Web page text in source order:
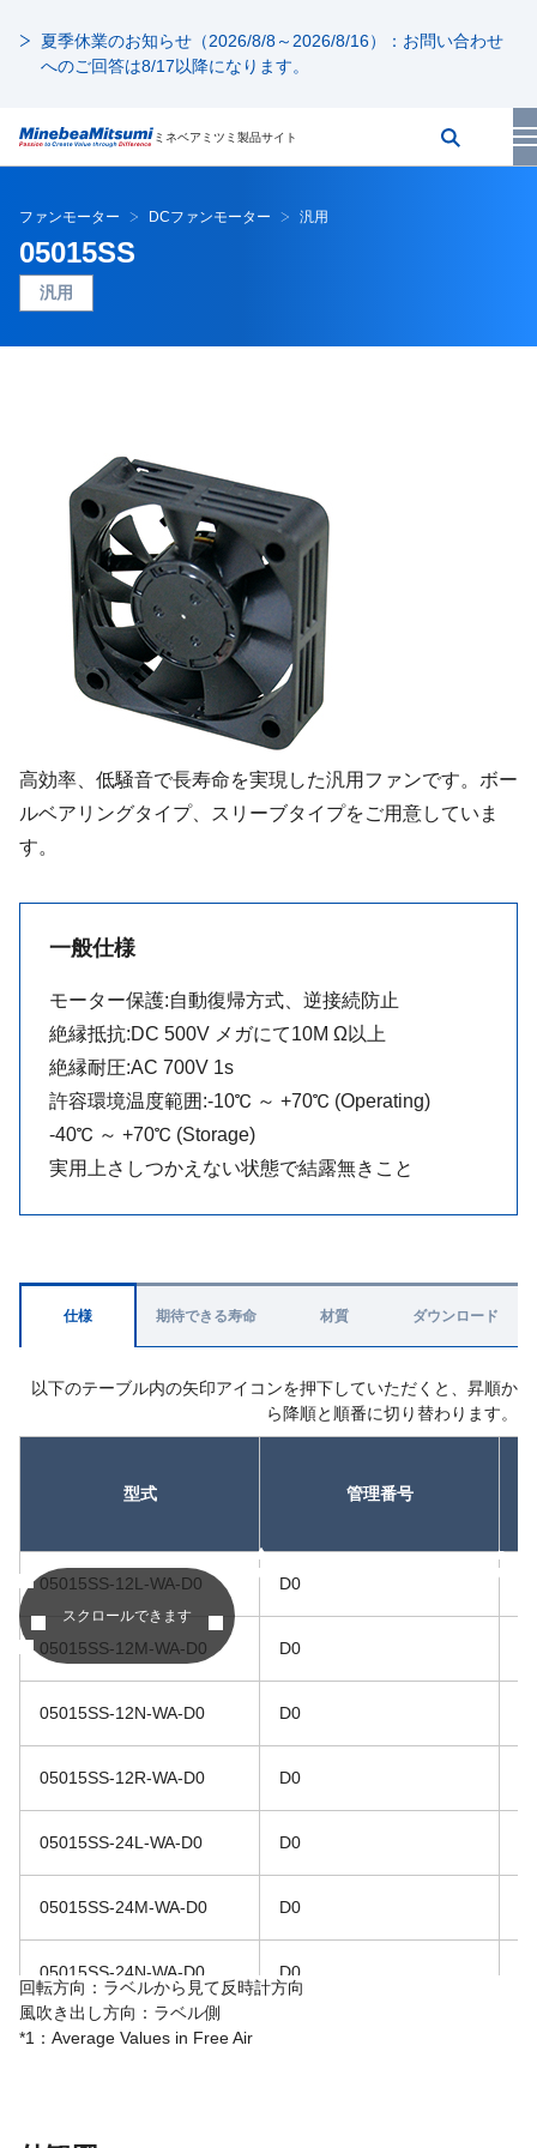
夏季休業のお知らせ（2026/8/8～2026/8/16）：お問い合わせ
へのご回答は8/17以降になります。
ミネベアミツミ製品サイト
ファンモーター DCファンモーター 汎用
05015SS
汎用
高効率、低騒音で長寿命を実現した汎用ファンです。ボー
ルベアリングタイプ、スリーブタイプをご用意していま
す。
一般仕様
モーター保護:自動復帰方式、逆接続防止
絶縁抵抗:DC 500V メガにて10M Ω以上
絶縁耐圧:AC 700V 1s
許容環境温度範囲:-10℃ ～ +70℃ (Operating)
-40℃ ～ +70℃ (Storage)
実用上さしつかえない状態で結露無きこと
仕様
以下のテーブル内の矢印アイコンを押下していただくと、昇順か
ら降順と順番に切り替わります。
スクロールできます
型式 管理番号
05015SS-12L-WA-D0 D0
05015SS-12M-WA-D0 D0
05015SS-12N-WA-D0 D0
05015SS-12R-WA-D0 D0
05015SS-24L-WA-D0 D0
05015SS-24M-WA-D0 D0
05015SS-24N-WA-D0 D0
05015SS-24R-WA-D0
回転方向：ラベルから見て反時計方向
風吹き出し方向：ラベル側
*1：Average Values in Free Air
期待できる寿命 材質 ダウンロード